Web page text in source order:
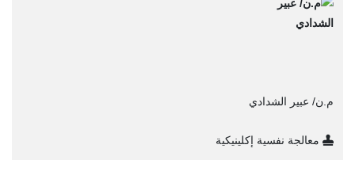
م.ن/ عبير الشدادي
معالجة نفسية إكلينيكية